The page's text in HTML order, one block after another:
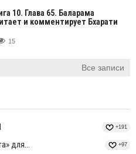
10. Глава 65. Баларама
и комментирует Бхарати
15
Все записи
+191
для... +97